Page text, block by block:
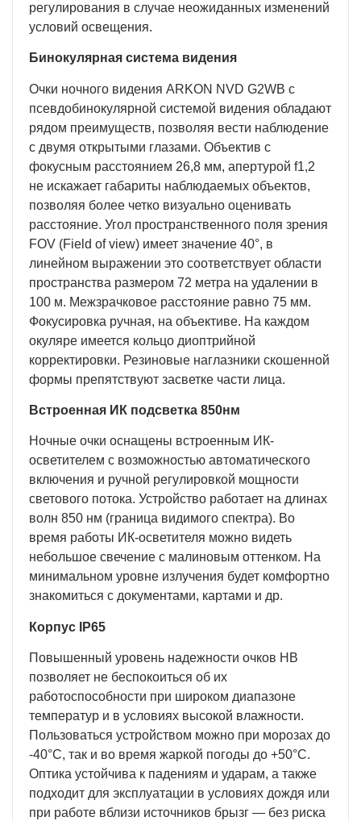
регулирования в случае неожиданных изменений
условий освещения.
Бинокулярная система видения
Очки ночного видения ARKON NVD G2WB с
псевдобинокулярной системой видения обладают
рядом преимуществ, позволяя вести наблюдение
с двумя открытыми глазами. Объектив с
фокусным расстоянием 26,8 мм, апертурой f1,2
не искажает габариты наблюдаемых объектов,
позволяя более четко визуально оценивать
расстояние. Угол пространственного поля зрения
FOV (Field of view) имеет значение 40°, в
линейном выражении это соответствует области
пространства размером 72 метра на удалении в
100 м. Межзрачковое расстояние равно 75 мм.
Фокусировка ручная, на объективе. На каждом
окуляре имеется кольцо диоптрийной
корректировки. Резиновые наглазники скошенной
формы препятствуют засветке части лица.
Встроенная ИК подсветка 850нм
Ночные очки оснащены встроенным ИК-
осветителем с возможностью автоматического
включения и ручной регулировкой мощности
светового потока. Устройство работает на длинах
волн 850 нм (граница видимого спектра). Во
время работы ИК-осветителя можно видеть
небольшое свечение с малиновым оттенком. На
минимальном уровне излучения будет комфортно
знакомиться с документами, картами и др.
Корпус IP65
Повышенный уровень надежности очков НВ
позволяет не беспокоиться об их
работоспособности при широком диапазоне
температур и в условиях высокой влажности.
Пользоваться устройством можно при морозах до
-40°C, так и во время жаркой погоды до +50°C.
Оптика устойчива к падениям и ударам, а также
подходит для эксплуатации в условиях дождя или
при работе вблизи источников брызг — без риска